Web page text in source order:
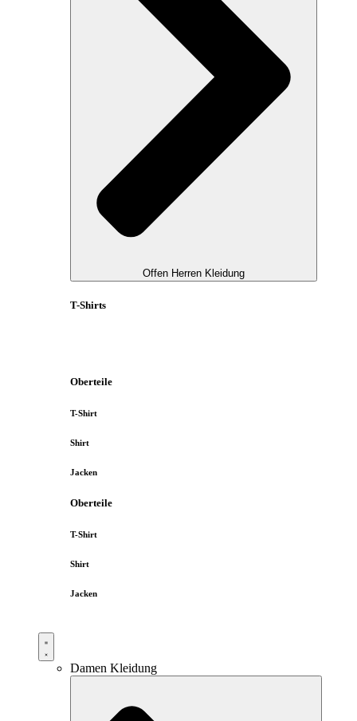
Offen Herren Kleidung
T-Shirts
Oberteile
T-Shirt
Shirt
Jacken
Oberteile
T-Shirt
Shirt
Jacken
Damen Kleidung